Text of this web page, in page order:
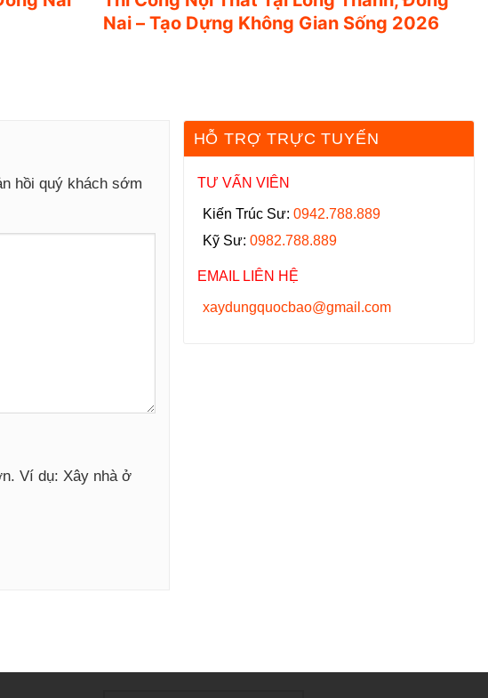
Nai – Tạo Dựng Không Gian Sống 2026
hồi quý khách sớm
Ví dụ: Xây nhà ở
HỖ TRỢ TRỰC TUYẾN
TƯ VẤN VIÊN
Kiến Trúc Sư: 0942.788.889
Kỹ Sư: 0982.788.889
EMAIL LIÊN HỆ
xaydungquocbao@gmail.com